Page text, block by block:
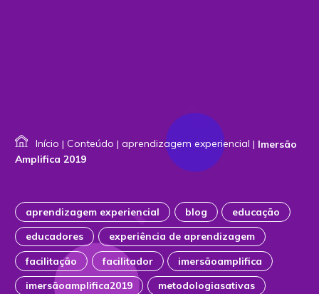
Início | Conteúdo | aprendizagem experiencial | Imersão
Amplifica 2019
aprendizagem experiencial blog
educação
educadores
experiência de aprendizagem
facilitação
facilitador
imersãoamplifica
imersãoamplifica2019
metodologiasativas